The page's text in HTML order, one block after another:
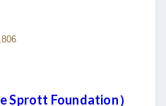
Sprott Foundation）